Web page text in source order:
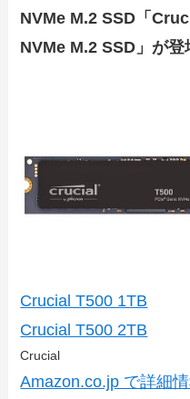
NVMe M.2 SSD「
NVMe M.2 SSD」が登
Crucial T500 1TB
Crucial T500 2TB
Crucial
Amazon.co.jp で詳細